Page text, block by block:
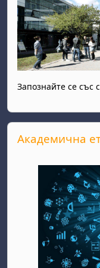
Запознайте се със
Passer Академична
Академична